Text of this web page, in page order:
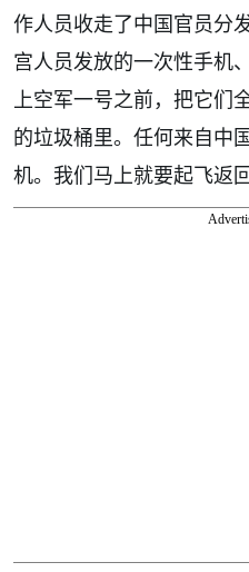
作人员收走了中国官员
宫人员发放的一次性手
上空军一号之前，把它们
的垃圾桶里。任何来自中
机。我们马上就要起飞返